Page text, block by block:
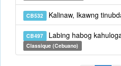
CB532 Kalinaw, Ikawng
CB497 Labing habog
Classique (Cebuano)